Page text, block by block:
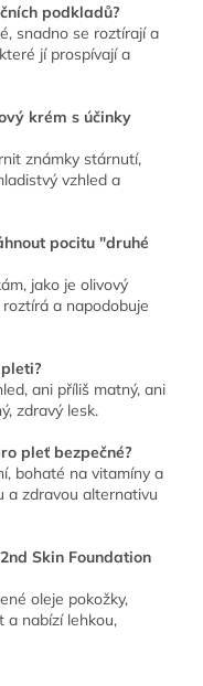
podkladů?
snadno se roztírají a
jí prospívají a
krém s účinky
známky stárnutí,
vzhled a
pocitu "druhé
jako je olivový
a napodobuje
ani příliš matný, ani
zdravý lesk.
pleť bezpečné?
bohaté na vitamíny a
a zdravou alternativu
Skin Foundation
oleje pokožky,
a nabízí lehkou,